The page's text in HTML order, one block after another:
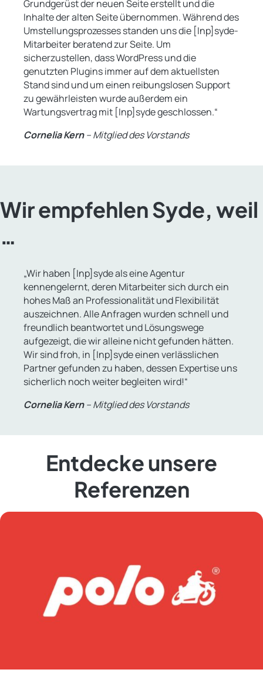
Grundgerüst der neuen Seite erstellt und die
Inhalte der alten Seite übernommen. Während des
Umstellungsprozesses standen uns die [Inp]syde-
Mitarbeiter beratend zur Seite. Um
sicherzustellen, dass WordPress und die
genutzten Plugins immer auf dem aktuellsten
Stand sind und um einen reibungslosen Support
zu gewährleisten wurde außerdem ein
Wartungsvertrag mit [Inp]syde geschlossen.“
Cornelia Kern– Mitglied des Vorstands
Wir empfehlen Syde, weil
…
„Wir haben [Inp]syde als eine Agentur
kennengelernt, deren Mitarbeiter sich durch ein
hohes Maß an Professionalität und Flexibilität
auszeichnen. Alle Anfragen wurden schnell und
freundlich beantwortet und Lösungswege
aufgezeigt, die wir alleine nicht gefunden hätten.
Wir sind froh, in [Inp]syde einen verlässlichen
Partner gefunden zu haben, dessen Expertise uns
sicherlich noch weiter begleiten wird!“
Cornelia Kern– Mitglied des Vorstands
Entdecke unsere
Referenzen